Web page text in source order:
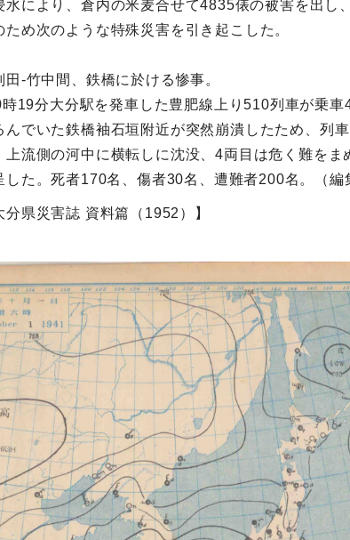
水により、倉内の米麦合せて4835俵の被害を出
ため次のような特殊災害を引き起こした。
田‐竹中間、鉄橋に於ける惨事。
19分大分駅を発車した豊肥線上り510列車が乗
んでいた鉄橋袖石垣附近が突然崩潰したため、列
上流側の河中に横転しに沈没、4両目は危く難を
した。死者170名、傷者30名、遭難者200名。（編
分県災害誌 資料篇（1952）】